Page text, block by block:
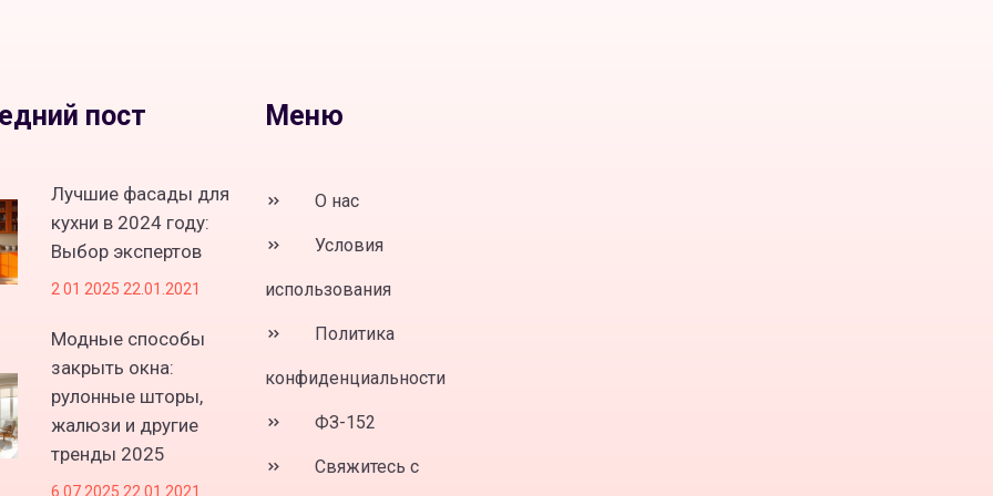
пост
Лучшие фасады для
кухни в 2024 году:
Выбор экспертов
2 01 2025 22.01.2021
Модные способы
закрыть окна:
рулонные шторы,
жалюзи и другие
тренды 2025
6 07 2025 22.01.2021
Меню
О нас
Условия
использования
Политика
конфиденциальности
ФЗ-152
Свяжитесь с